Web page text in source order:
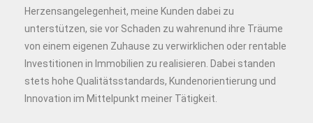
Herzensangelegenheit, meine Kunden dabei zu
unterstützen, sie vor Schaden zu wahrenund ihre Träume
von einem eigenen Zuhause zu verwirklichen oder rentable
Investitionen in Immobilien zu realisieren. Dabei standen
stets hohe Qualitätsstandards, Kundenorientierung und
Innovation im Mittelpunkt meiner Tätigkeit.